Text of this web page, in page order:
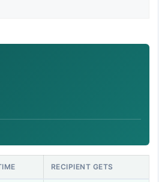
RECIPIENT GETS